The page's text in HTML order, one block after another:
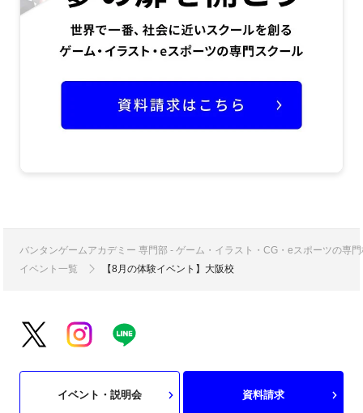
バンタンゲームアカデミー 専門部 - ゲーム・イラスト・CG・eスポーツの専
イベント一覧
【8月の体験イベント】大阪校
イベント・説明会 資料請求